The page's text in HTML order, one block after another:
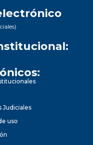
Judiciales
uso